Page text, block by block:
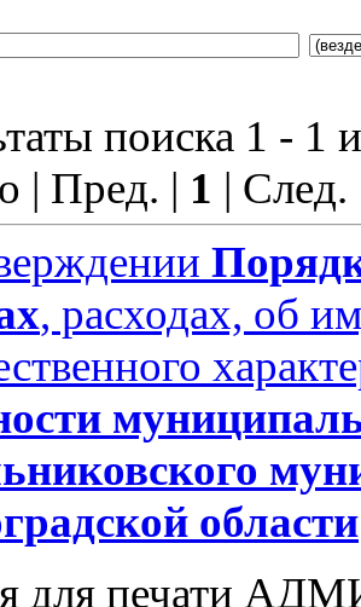
поиска 1 - 1
| Пред. | 1 |
, расходах, об
области
для печати